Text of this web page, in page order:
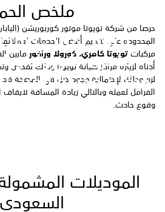
دعوة لمالكي
كامري، كورولا
وتغيير مضخة معزز
ملخص
حرصا من شركة تويوتا موتور كوربوريشن
المحدودة على تقديم أفضل الخدمات لعملائها
مركبات تويوتا كامري، كورولا ورافور مابين
أدناه لزيارة مراكز صيانة تويوتا وذلك لفحص
لزم وذلك لإحتمالية وجود خلل في المضخة
الفرامل لعمله وبالتالي زيادة المسافة لايقاف
وقوع حادث.
الموديلات